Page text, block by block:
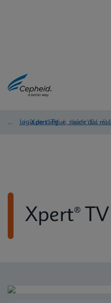
Virologia do sangue, saúde das
/ Xpert® TV / Xpert® TV -
Xpert® TV